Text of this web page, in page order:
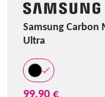
Samsung Carbon
Ultra
99,90 €